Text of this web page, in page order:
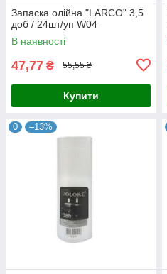
Запаска олійна "LARCO" 3,5
доб / 24шт/уп W04
В наявності
47,77 ₴ 55,55 ₴
Купити
0 –13%